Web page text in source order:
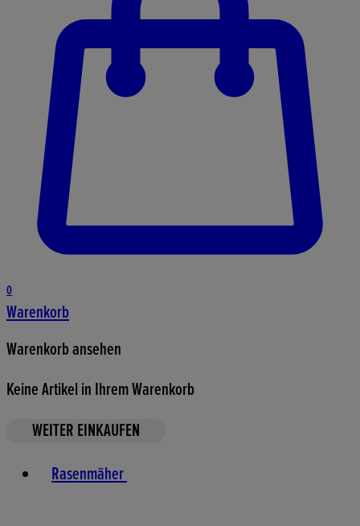
0
Warenkorb
Warenkorb ansehen
Keine Artikel in Ihrem Warenkorb
WEITER EINKAUFEN
Rasenmäher